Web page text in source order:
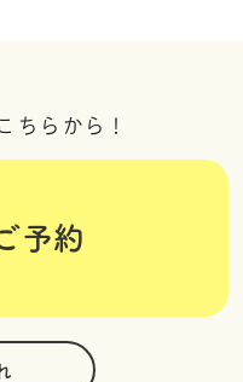
ちらから！
予約